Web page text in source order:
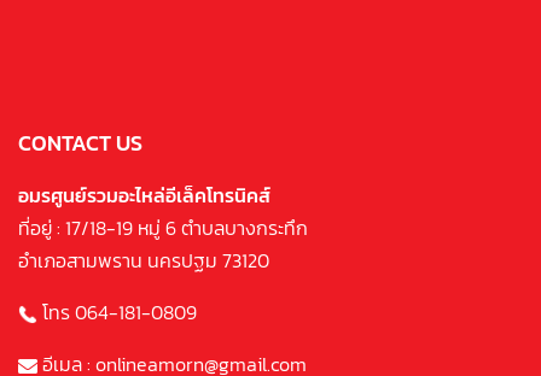
CONTACT US
อมรศูนย์รวมอะไหล่อีเล็คโทรนิคส์
ที่อยู่ : 17/18-19 หมู่ 6 ตำบลบางกระทึก
อำเภอสามพราน นครปฐม 73120
โทร 064-181-0809
อีเมล : onlineamorn@gmail.com